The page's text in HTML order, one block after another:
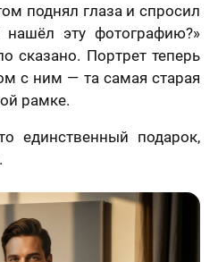
поднял глаза и спросил
эту фотографию?»
сказано. Портрет теперь
с ним — та самая старая
рамке.
единственный подарок,